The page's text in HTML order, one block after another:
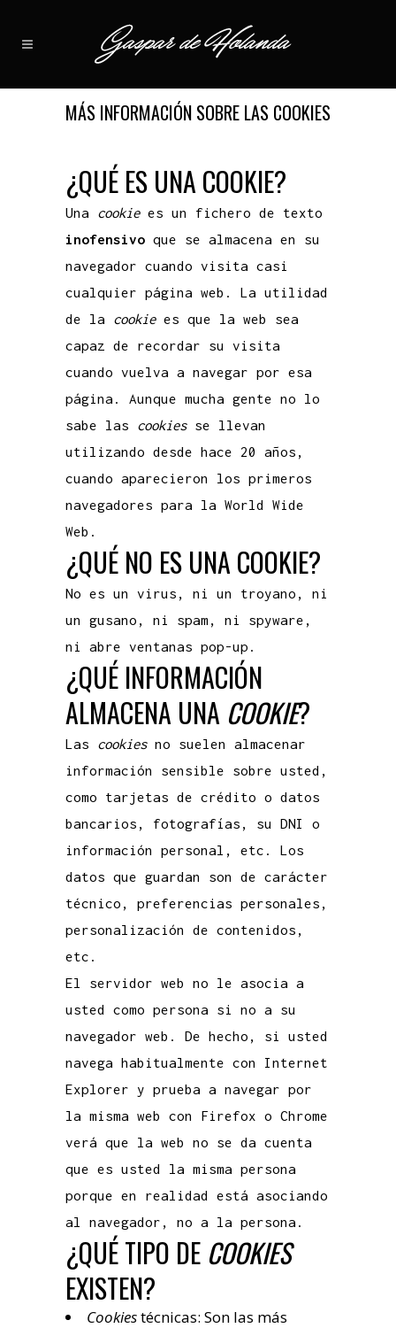
MÁS INFORMACIÓN SOBRE LAS COOKIES
¿QUÉ ES UNA COOKIE?
Una cookiees un fichero de texto
inofensivo que se almacena en su
navegador cuando visita casi
cualquier página web. La utilidad
de la cookiees que la web sea
capaz de recordar su visita
cuando vuelva a navegar por esa
página. Aunque mucha gente no lo
sabe las cookiesse llevan
utilizando desde hace 20 años,
cuando aparecieron los primeros
navegadores para la World Wide
Web.
¿QUÉ NO ES UNA COOKIE?
No es un virus, ni un troyano, ni
un gusano, ni spam, ni spyware,
ni abre ventanas pop-up.
¿QUÉ INFORMACIÓN
ALMACENA UNA COOKIE?
Las cookiesno suelen almacenar
información sensible sobre usted,
como tarjetas de crédito o datos
bancarios, fotografías, su DNI o
información personal, etc. Los
datos que guardan son de carácter
técnico, preferencias personales,
personalización de contenidos,
etc.
El servidor web no le asocia a
usted como persona si no a su
navegador web. De hecho, si usted
navega habitualmente con Internet
Explorer y prueba a navegar por
la misma web con Firefox o Chrome
verá que la web no se da cuenta
que es usted la misma persona
porque en realidad está asociando
al navegador, no a la persona.
¿QUÉ TIPO DE COOKIES
EXISTEN?
Cookiestécnicas: Son las más